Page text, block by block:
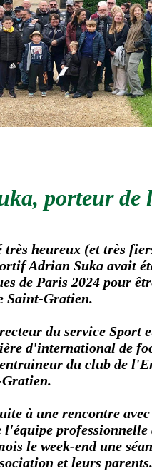
porteur de
très heureux (et très
Adrian Suka avait
de Paris 2024 pour
Saint-Gratien.
du service Sport
d'international de
du club de
à une rencontre
professionnelle
le week-end une
et leurs parents.